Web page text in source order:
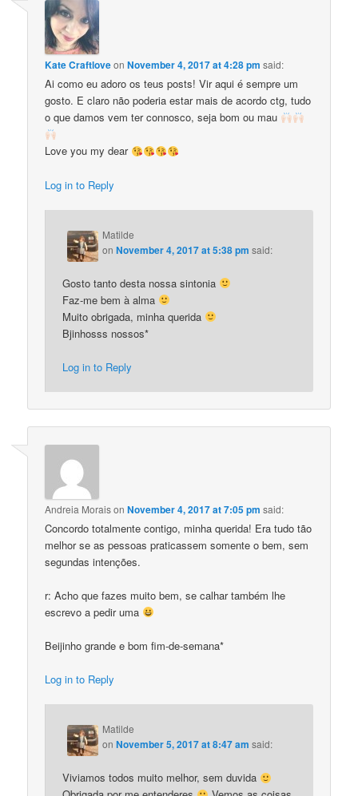
Kate CraftloveonNovember 4, 2017 at 4:28 pm said:
Ai como eu adoro os teus posts! Vir aqui é sempre um
gosto. E claro não poderia estar mais de acordo ctg, tudo
o que damos vem ter connosco, seja bom ou mau
Love you my dear
Log in to Reply
Matilde
onNovember 4, 2017 at 5:38 pm said:
Gosto tanto desta nossa sintonia
Faz-me bem à alma
Muito obrigada, minha querida
Bjinhosss nossos*
Log in to Reply
Andreia MoraisonNovember 4, 2017 at 7:05 pm said:
Concordo totalmente contigo, minha querida! Era tudo tão
melhor se as pessoas praticassem somente o bem, sem
segundas intenções.
r: Acho que fazes muito bem, se calhar também lhe
escrevo a pedir uma
Beijinho grande e bom fim-de-semana*
Log in to Reply
Matilde
onNovember 5, 2017 at 8:47 am said:
Viviamos todos muito melhor, sem duvida